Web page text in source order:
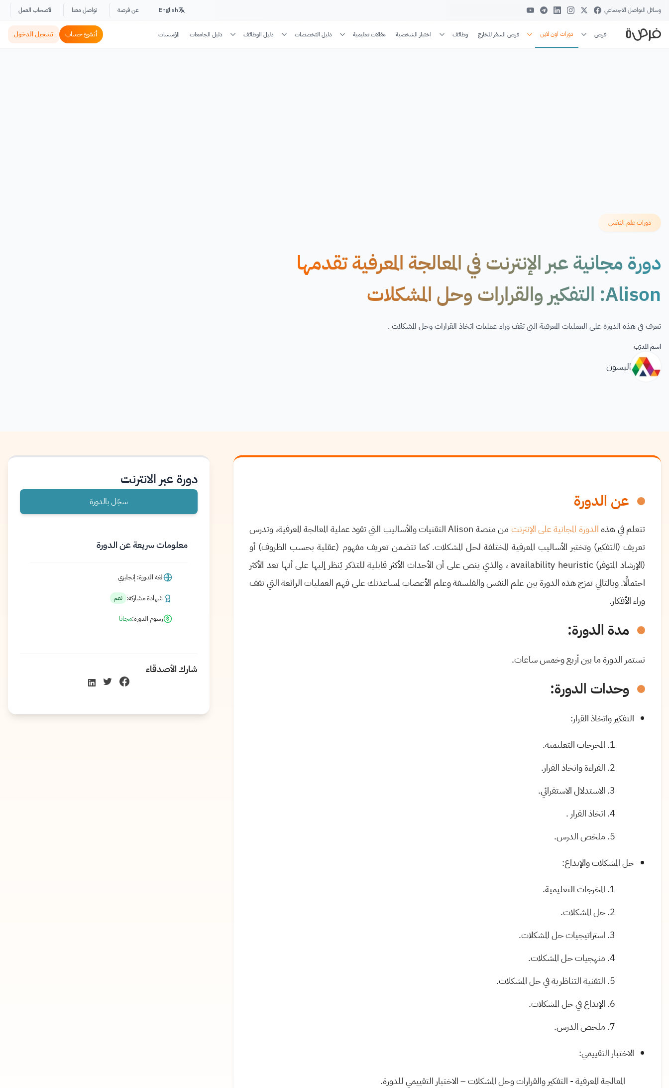
وسائل التواصل الاجتماعي English عن فرصة تواصل معنا لأصحاب العمل
فرص دورات اون لاين فرص السفر للخارج وظائف اختبار الشخصية مقالات تعليمية دليل التخصصات دليل الوظائف دليل الجامعات المؤسسات أنشئ حساب تسجيل الدخول
دورات علم النفس
دورة مجانية عبر الإنترنت في المعالجة المعرفية تقدمها
Alison: التفكير والقرارات وحل المشكلات
تعرف في هذه الدورة على العمليات المعرفية التي تقف وراء عمليات اتخاذ القرارات وحل المشكلات .
اسم المدرّب
اليسون
عن الدورة
تتعلم في هذهالدورة المجانية على الإنترنت من منصة Alisonالتقنيات والأساليب التي تقود عملية المعالجة المعرفية، وتدرس
تعريف (التفكير) وتختبر الأساليب المعرفية المختلفة لحل المشكلات. كما تتضمن تعريف مفهوم (عقلية بحسب الظروف) أو
(الإرشاد المتوفر)availability heuristic، والذي ينص على أن الأحداث الأكثر قابلية للتذكر يُنظر إليها على أنها تعد الأكثر
احتمالًا. وبالتالي تمزج هذه الدورة بين علم النفس والفلسفة وعلم الأعصاب لمساعدتك على فهم العمليات الرائعة التي تقف
وراء الأفكار.
مدة الدورة:
تستمر الدورة ما بين أربع وخمس ساعات.
وحدات الدورة:
التفكير واتخاذ القرار:
المخرجات التعليمية.
القراءة واتخاذ القرار.
الاستدلال الاستقرائي.
اتخاذ القرار .
ملخص الدرس.
حل المشكلات والإبداع:
المخرجات التعليمية.
حل المشكلات.
استراتيجيات حل المشكلات.
منهجيات حل المشكلات.
التقنية التناظرية في حل المشكلات.
الإبداع في حل المشكلات.
ملخص الدرس.
الاختبار التقييمي:
المعالجة المعرفية - التفكير والقرارات وحل المشكلات – الاختبار التقييمي للدورة.
دورة عبر الانترنت
سجّل بالدورة
معلومات سريعة عن الدورة
لغة الدورة: إنجليزي
شهادة مشاركة: نعم
رسوم الدورة:مجانا
شارك الأصدقاء